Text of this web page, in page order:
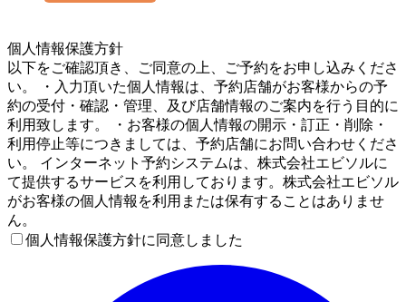
個人情報保護方針
以下をご確認頂き、ご同意の上、ご予約をお申し込みくださ
い。 ・入力頂いた個人情報は、予約店舗がお客様からの予
約の受付・確認・管理、及び店舗情報のご案内を行う目的に
利用致します。 ・お客様の個人情報の開示・訂正・削除・
利用停止等につきましては、予約店舗にお問い合わせくださ
い。 インターネット予約システムは、株式会社エビソルに
て提供するサービスを利用しております。株式会社エビソル
がお客様の個人情報を利用または保有することはありませ
ん。
個人情報保護方針に同意しました